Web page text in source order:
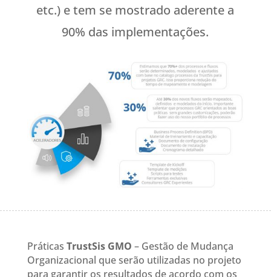
etc.) e tem se mostrado aderente a
90% das implementações.
Práticas TrustSis GMO – Gestão de Mudança
Organizacional que serão utilizadas no projeto
para garantir os resultados de acordo com os